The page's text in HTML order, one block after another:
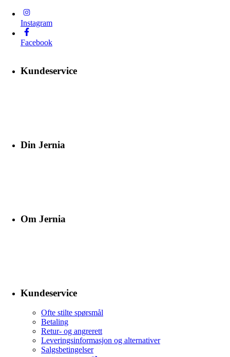
Instagram
Facebook
Kundeservice
Din Jernia
Om Jernia
Kundeservice
Ofte stilte spørsmål
Betaling
Retur- og angrerett
Leveringsinformasjon og alternativer
Salgsbetingelser